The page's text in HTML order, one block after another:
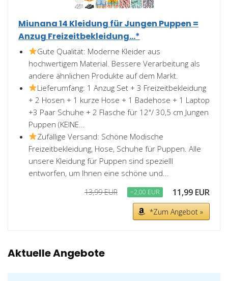
Miunana 14 Kleidung für Jungen Puppen =
Anzug Freizeitbekleidung...*
Gute Qualität: Moderne Kleider aus
hochwertigem Material. Bessere Verarbeitung als
andere ähnlichen Produkte auf dem Markt.
Lieferumfang: 1 Anzug Set + 3 Freizeitbekleidung
+ 2 Hosen + 1 kurze Hose + 1 Badehose + 1 Laptop
+3 Paar Schuhe + 2 Flasche für 12"/ 30,5 cm Jungen
Puppen (KEINE...
Zufällige Versand: Schöne Modische
Freizeitbekleidung, Hose, Schuhe für Puppen. Alle
unsere Kleidung für Puppen sind spezielll
entworfen, um Ihnen eine schöne und...
13,99 EUR −2,00 EUR 11,99 EUR
*Zum Angebot »
Aktuelle Angebote